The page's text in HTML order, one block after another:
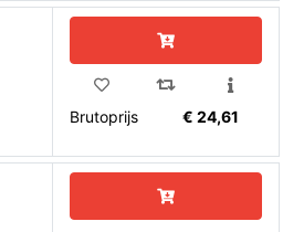
Brutoprijs € 24,61